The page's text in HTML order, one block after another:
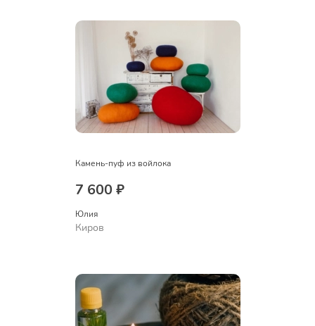
Камень-пуф из войлока
7 600 ₽
Юлия
Киров